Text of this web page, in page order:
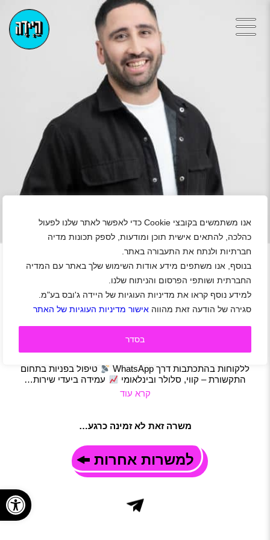
אנו משתמשים בקובצי Cookie כדי לאפשר לאתר שלנו לפעול
כהלכה, להתאים אישית תוכן ומודעות, לספק תכונות מדיה
חברתיות ולנתח את התעבורה באתר.
בנוסף, אנו משתפים מידע אודות השימוש שלך באתר עם המדיה
החברתית ושותפי הפרסום והניתוח שלנו.
למידע נוסף קראו את מדיניות העוגיות של היידה ג'ובס בע"מ.
סגירה של הודעה זאת מהווה אישור מדיניות העוגיות של האתר
בסדר
+
לפרטנר דרושים/ות נציגי/ות דיגיטל
ראש העין| סטודנטים |חיילים משוחררים | שירות לקוחות|
משרות חמות| משרות שוות|תפעול|משרה מלאה|משמרות
תיאור משרה
רוצים לעבוד בצ'אט? מחפשים תפקיד דינאמי שלא דורש שיחות
ללקוחות בהתכתבות דרך WhatsApp
טיפול בפניות בתחום
התקשורת – קווי, סלולר ובינלאומי
עמידה ביעדי שירות…
קרא עוד
משרה זאת לא זמינה כרגע…
למשרות אחרות